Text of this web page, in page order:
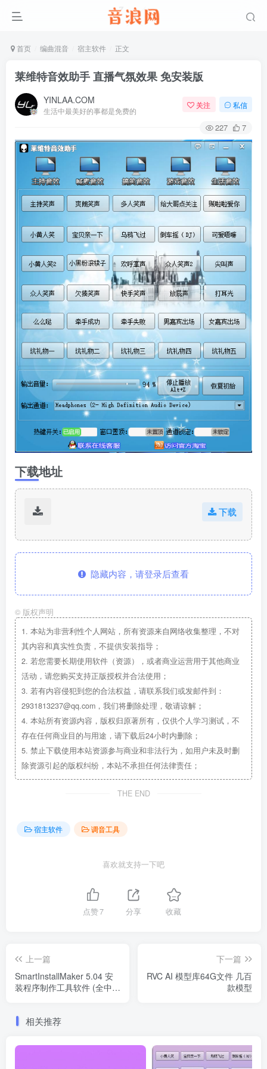
首页 编曲混音 宿主软件 正文
莱维特音效助手 直播气氛效果 免安装版
YINLAA.COM
生活中最美好的事都是免费的
关注 私信
227 7
下载地址
下载
隐藏内容，请登录后查看
© 版权声明
1. 本站为非营利性个人网站，所有资源来自网络收集整理，不对
其内容和真实性负责，不提供安装指导；
2. 若您需要长期使用软件（资源），或者商业运营用于其他商业
活动，请您购买支持正版授权并合法使用；
3. 若有内容侵犯到您的合法权益，请联系我们或发邮件到：
2931813237@qq.com，我们将删除处理，敬请谅解；
4. 本站所有资源内容，版权归原著所有，仅供个人学习测试，不
存在任何商业目的与用途，请下载后24小时内删除；
5. 禁止下载使用本站资源参与商业和非法行为，如用户未及时删
除资源引起的版权纠纷，本站不承担任何法律责任；
THE END
宿主软件 调音工具
喜欢就支持一下吧
点赞7 分享 收藏
上一篇
SmartInstallMaker 5.04 安
装程序制作工具软件 (全中
下一篇
RVC AI 模型库64G文件 几百
款模型
相关推荐